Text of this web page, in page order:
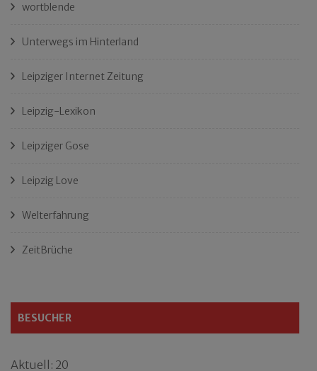
wortblende
Unterwegs im Hinterland
Leipziger Internet Zeitung
Leipzig-Lexikon
Leipziger Gose
Leipzig Love
Welterfahrung
ZeitBrüche
BESUCHER
Aktuell: 20